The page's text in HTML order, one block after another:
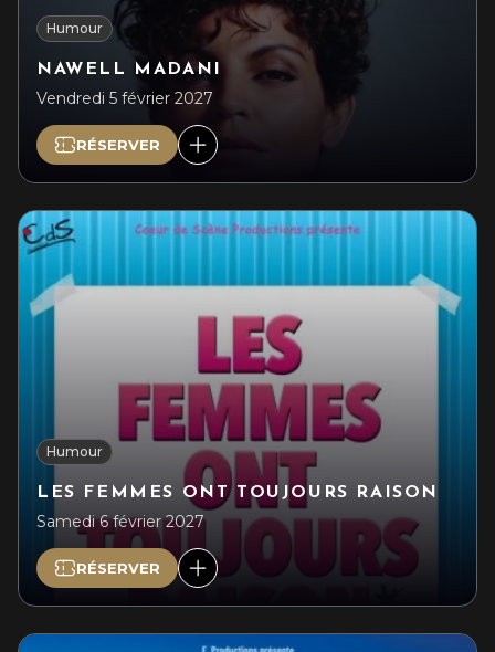
Humour
NAWELL MADANI
Vendredi 5 février 2027
RÉSERVER
Humour
LES FEMMES ONT TOUJOURS RAISON
Samedi 6 février 2027
RÉSERVER